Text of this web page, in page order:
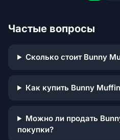
Частые вопросы
Сколько стоит Bunny
Как купить Bunny
Можно ли продать
покупки?